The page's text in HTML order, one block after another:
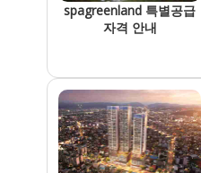
spagreenland 특별공급
자격 안내